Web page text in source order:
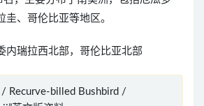
圭、哥伦比亚等地区。
内瑞拉西北部，哥伦比亚北部
/ Recurve-billed Bushbird /